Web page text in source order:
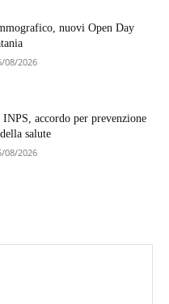
nuovi Open Day
08/2026
INPS, accordo per prevenzione
salute
08/2026